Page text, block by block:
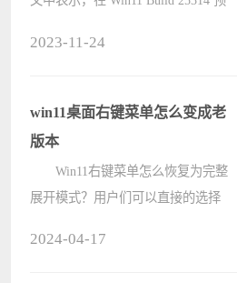
“USB4 Hubs and Devices&rdquo????
2023-11-24
win11桌面右键菜单怎么变成老
版本
Win11右键菜单怎么恢复为完整
展开模式？用户们可以直接的选择
2024-04-17